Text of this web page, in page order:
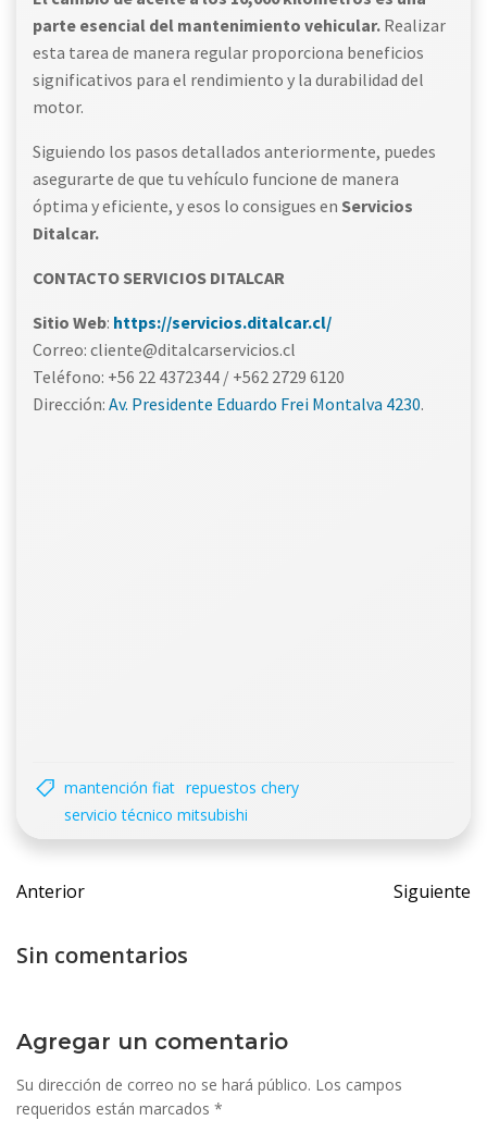
parte esencial del mantenimiento vehicular. Realizar
esta tarea de manera regular proporciona beneficios
significativos para el rendimiento y la durabilidad del
motor.
Siguiendo los pasos detallados anteriormente, puedes
asegurarte de que tu vehículo funcione de manera
óptima y eficiente, y esos lo consigues en Servicios
Ditalcar.
CONTACTO SERVICIOS DITALCAR
Sitio Web: https://servicios.ditalcar.cl/
Correo: cliente@ditalcarservicios.cl
Teléfono: +56 22 4372344 / +562 2729 6120
Dirección: Av. Presidente Eduardo Frei Montalva 4230.
mantención fiat repuestos chery
servicio técnico mitsubishi
Navegación
de
entradas
Anterior
de
Siguiente
Sin comentarios
Agregar un comentario
Su dirección de correo no se hará público. Los campos
requeridos están marcados *